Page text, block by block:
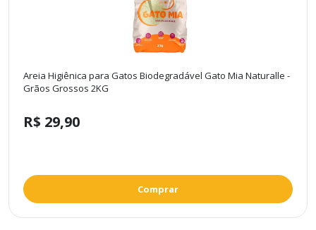
Areia Higiênica para Gatos Biodegradável Gato Mia Naturalle -
Grãos Grossos 2KG
R$ 29,90
Comprar